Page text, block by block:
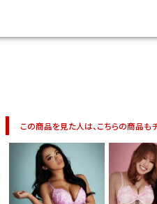
この商品を見た人は、こちらの商品も